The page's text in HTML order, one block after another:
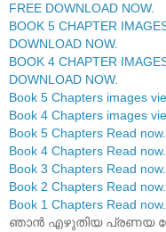
FREE DOWNLOAD NOW.
BOOK 5 CHAPTER
DOWNLOAD NOW.
BOOK 4 CHAPTER
DOWNLOAD NOW.
Book 5 Chapters images
Book 4 Chapters images
Book 5 Chapters Read now.
Book 4 Chapters Read now.
Book 3 Chapters Read now.
Book 2 Chapters Read now.
Book 1 Chapters Read now.
ഞാൻ എഴുതിയ പ്രണയ